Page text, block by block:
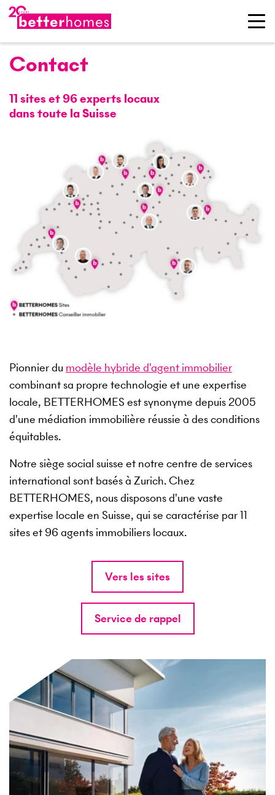
Contact
11 sites et96experts locaux
dans toute la Suisse
Pionnier du modèle hybride d'agent immobilier
combinant sa propre technologie et une expertise
locale, BETTERHOMES est synonyme depuis 2005
d'une médiation immobilière réussie à des conditions
équitables.
Notre siège social suisse et notre centre de services
international sont basés à Zurich. Chez
BETTERHOMES, nous disposons d'une vaste
expertise locale en Suisse, qui se caractérise par 11
sites et 96 agents immobiliers locaux.
Vers les sites
Service de rappel